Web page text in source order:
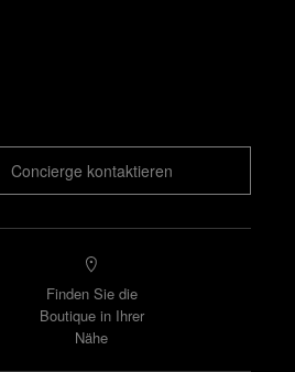
Concierge kontaktieren
Finden Sie die
Boutique in Ihrer
Nähe